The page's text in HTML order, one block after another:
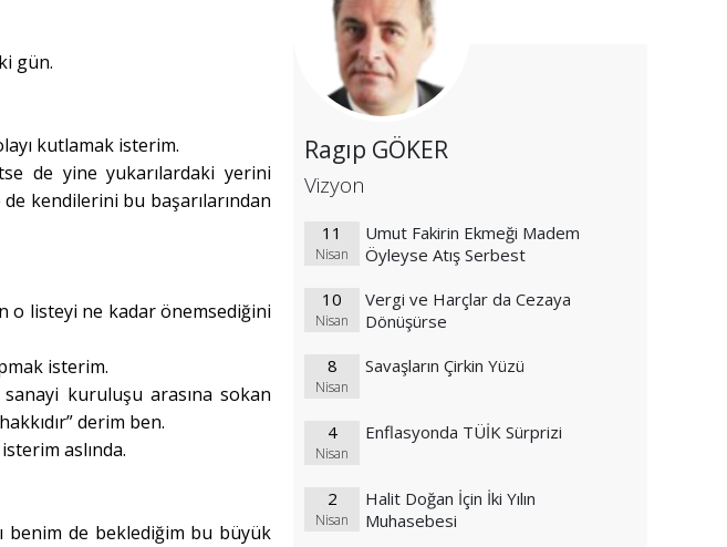
gün.
kutlamak isterim.
de yine yukarılardaki yerini
kendilerini bu başarılarından
o listeyi ne kadar önemsediğini
isterim.
kuruluşu arasına sokan
derim ben.
aslında.
benim de beklediğim bu büyük
Ragıp GÖKER
Vizyon
11
Nisan
Umut Fakirin Ekmeği Madem
Öyleyse Atış Serbest
10
Nisan
Vergi ve Harçlar da Cezaya
Dönüşürse
8
Nisan
Savaşların Çirkin Yüzü
4
Nisan
Enflasyonda TÜİK Sürprizi
2
Nisan
Halit Doğan İçin İki Yılın
Muhasebesi